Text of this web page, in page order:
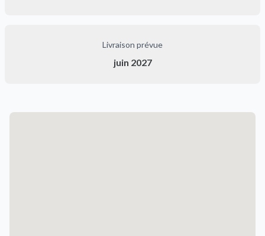
Livraison prévue
juin 2027